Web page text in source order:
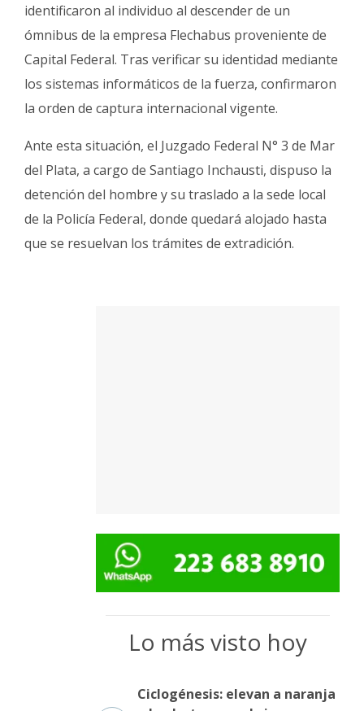
identificaron al individuo al descender de un
ómnibus de la empresa Flechabus proveniente de
Capital Federal. Tras verificar su identidad mediante
los sistemas informáticos de la fuerza, confirmaron
la orden de captura internacional vigente.
Ante esta situación, el Juzgado Federal N° 3 de Mar
del Plata, a cargo de Santiago Inchausti, dispuso la
detención del hombre y su traslado a la sede local
de la Policía Federal, donde quedará alojado hasta
que se resuelvan los trámites de extradición.
Lo más visto hoy
Ciclogénesis: elevan a naranja